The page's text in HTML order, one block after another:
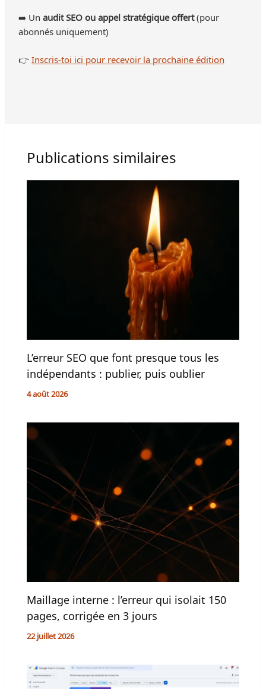
➡️ Unaudit SEO ou appel stratégique offert(pour
abonnés uniquement)
👉Inscris-toi ici pour recevoir la prochaine édition
Publications similaires
L’erreur SEO que font presque tous les
indépendants : publier, puis oublier
4 août 2026
Maillage interne : l’erreur qui isolait 150
pages, corrigée en 3 jours
22 juillet 2026